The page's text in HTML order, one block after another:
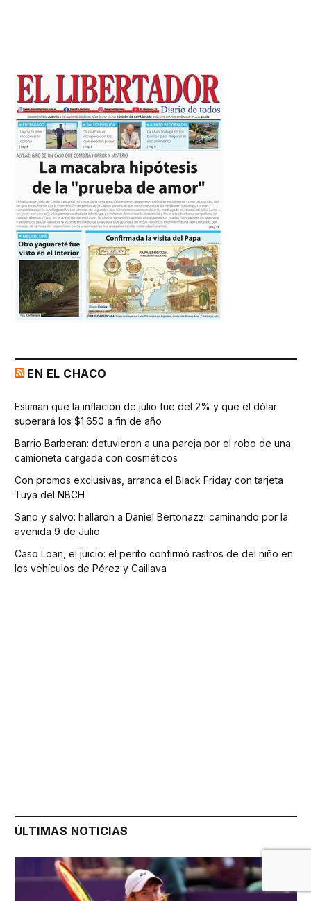
EN EL CHACO
Estiman que la inflación de julio fue del 2% y que el dólar
superará los $1.650 a fin de año
Barrio Barberan: detuvieron a una pareja por el robo de una
camioneta cargada con cosméticos
Con promos exclusivas, arranca el Black Friday con tarjeta
Tuya del NBCH
Sano y salvo: hallaron a Daniel Bertonazzi caminando por la
avenida 9 de Julio
Caso Loan, el juicio: el perito confirmó rastros de del niño en
los vehículos de Pérez y Caillava
ÚLTIMAS NOTICIAS